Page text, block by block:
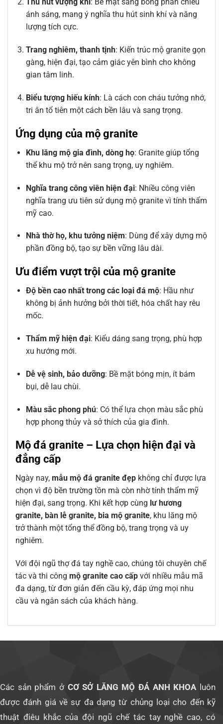
Thu hút vượng khí : Bề mặt sáng bóng phản chiếu
ánh sáng, mang ý nghĩa thu hút sinh khí và năng
lượng tích cực.
Trang nghiêm, thanh tịnh: Kiến trúc mộ granite gọn
gàng, hiện đại, tạo cảm giác yên bình cho không
gian tâm linh.
Biểu tượng hiếu kính: Là cách con cháu tưởng nhớ,
tri ân tổ tiên một cách bền lâu và sang trọng.
Ứng dụng của mộ granite
Khu lăng mộ gia đình, dòng họ: Granite giúp tổng
thể khu mộ trở nên sang trọng, uy nghiêm.
Nghĩa trang công viên hiện đại: Nhiều công viên
nghĩa trang ưu tiên sử dụng mộ granite vì tính thẩm
mỹ cao.
Nhà thờ họ, khu tưởng niệm: Dùng để xây dựng mộ
phần đồng bộ, tạo sự bền vững lâu dài.
Ưu điểm vượt trội của mộ granite
Độ bền cao nhất trong các loại đá mộ: Hầu như
không bị ảnh hưởng bởi thời tiết, hóa chất hay rêu
mốc.
Thẩm mỹ hiện đại: Kiểu dáng sang trọng, phù hợp
xu hướng mới.
Dễ vệ sinh, bảo dưỡng: Bề mặt bóng mịn, ít bám
bụi, dễ lau chùi.
Màu sắc phong phú: Có thể lựa chọn màu sắc phù
hợp phong thủy và sở thích của gia đình.
Mộ đá granite – Lựa chọn hiện đại và
đẳng cấp
Ngày nay, mẫu mộ đá granite đẹp không chỉ được lựa
chọn vì độ bền trường tồn mà còn nhờ tính thẩm mỹ
hiện đại, sang trọng. Khi kết hợp cùng lư hương
granite, bàn lễ granite, bia mộ granite, khu lăng mộ
trở thành một tổng thể đồng bộ, trang trọng và uy
nghiêm.
Với đội ngũ thợ đá tay nghề cao, chúng tôi chuyên chế
tác và thi công mộ granite cao cấp với nhiều mẫu mã
đa dạng, từ đơn giản đến cầu kỳ, đáp ứng mọi nhu
cầu và ngân sách của khách hàng.
Các sản phẩm ở CƠ SỞ LĂNG MỘ ĐÁ ANH KHOA luôn
được đánh giá về sự đa dạng từ chủng loại cho đến kỹ
thuật điêu khắc của đội ngũ chế tác tay nghề cao, có